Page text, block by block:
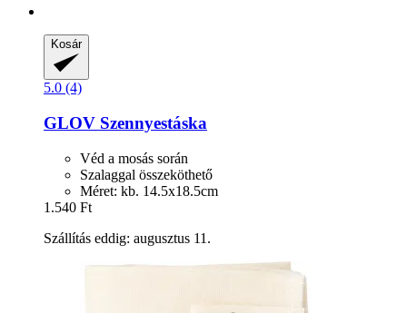
Kosár
5.0 (4)
GLOV Szennyestáska
Véd a mosás során
Szalaggal összeköthető
Méret: kb. 14.5x18.5cm
1.540 Ft
Szállítás eddig: augusztus 11.